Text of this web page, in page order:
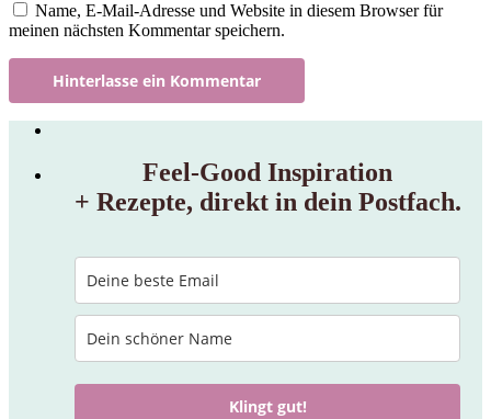
Name, E-Mail-Adresse und Website in diesem Browser für
meinen nächsten Kommentar speichern.
Feel‑Good Inspiration
+ Rezepte, direkt in dein Postfach.
Klingt gut!